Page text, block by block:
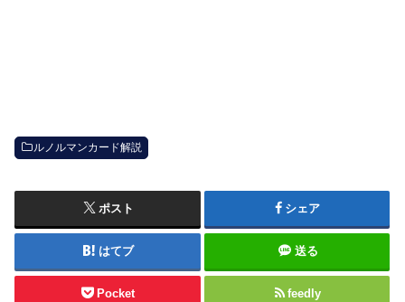
ルノルマンカード解説
ポスト シェア
はてブ 送る
Pocket feedly